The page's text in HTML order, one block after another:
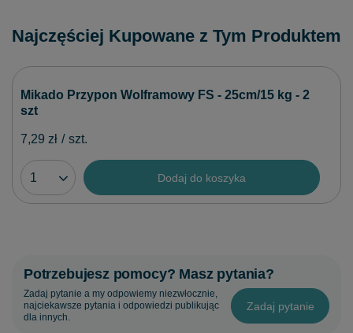
Najczęściej Kupowane z Tym Produktem
Mikado Przypon Wolframowy FS - 25cm/15 kg - 2
szt
7,29 zł / szt.
Dodaj do koszyka
Potrzebujesz pomocy? Masz pytania?
Zadaj pytanie a my odpowiemy niezwłocznie,
najciekawsze pytania i odpowiedzi publikując
dla innych.
Zadaj pytanie